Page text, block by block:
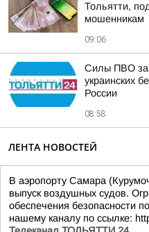
Тольятти,
мошенникам
09:06
Силы ПВО за
украинских
России
08:58
ЛЕНТА НОВОСТЕЙ
В аэропорту Самара
выпуск воздушных судов.
обеспечения безопасности
нашему каналу по ссылке: